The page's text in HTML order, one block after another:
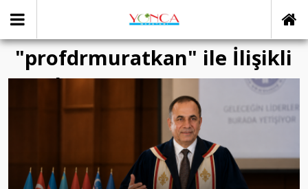
"profdrmuratkan" ile İlişikli
yazılar